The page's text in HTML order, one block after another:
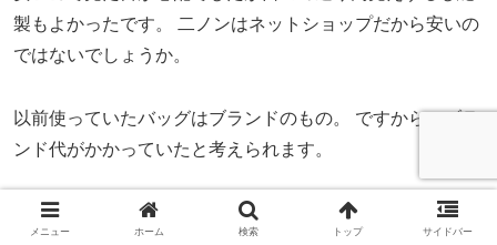
製もよかったです。
二ノンはネットショップだから安いの
ではないでしょうか。
以前使っていたバッグはブランドのもの。
ですから、ブラ
ンド代がかかっていたと考えられます。
Ａ４サイズが入り高見えするバッグは、
お仕事にもデート
メニュー ホーム 検索 トップ サイドバー